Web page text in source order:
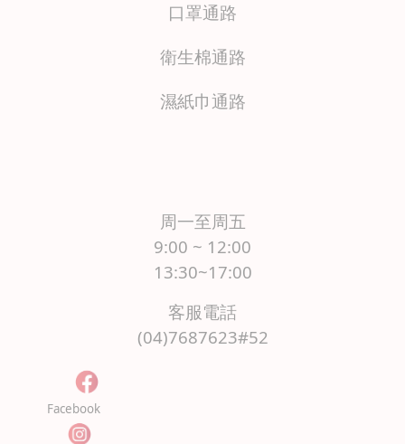
口罩通路
衛生棉通路
濕紙巾通路
周一至周五
9:00 ~ 12:00
13:30~17:00
客服電話
(04)7687623#52
Facebook